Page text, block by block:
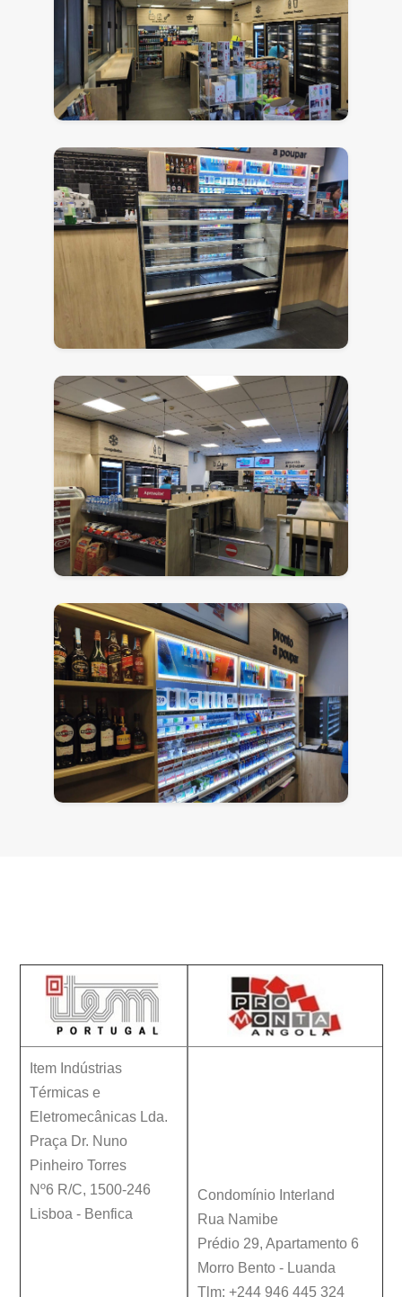
Item Indústrias
Térmicas e
Eletromecânicas Lda.
Praça Dr. Nuno
Pinheiro Torres
Nº6 R/C, 1500-246
Lisboa - Benfica
Condomínio Interland
Rua Namibe
Prédio 29, Apartamento 6
Morro Bento - Luanda
Tlm: +244 946 445 324